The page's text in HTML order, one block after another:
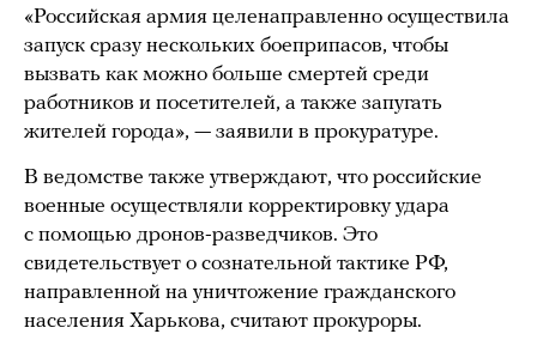
«Российская армия целенаправленно осуществила
запуск сразу нескольких боеприпасов, чтобы
вызвать как можно больше смертей среди
работников и посетителей, а также запугать
жителей города», — заявили в прокуратуре.
В ведомстве также утверждают, что российские
военные осуществляли корректировку удара
с помощью дронов-разведчиков. Это
свидетельствует о сознательной тактике РФ,
направленной на уничтожение гражданского
населения Харькова, считают прокуроры.